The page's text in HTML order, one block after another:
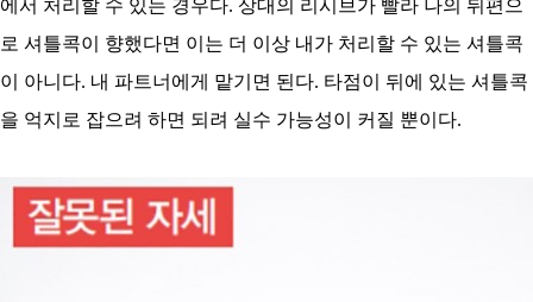
에서 처리할 수 있는 경우다. 상대의 리시브가 빨라 나의 뒤편으
로 셔틀콕이 향했다면 이는 더 이상 내가 처리할 수 있는 셔틀콕
이 아니다. 내 파트너에게 맡기면 된다. 타점이 뒤에 있는 셔틀콕
을 억지로 잡으려 하면 되려 실수 가능성이 커질 뿐이다.